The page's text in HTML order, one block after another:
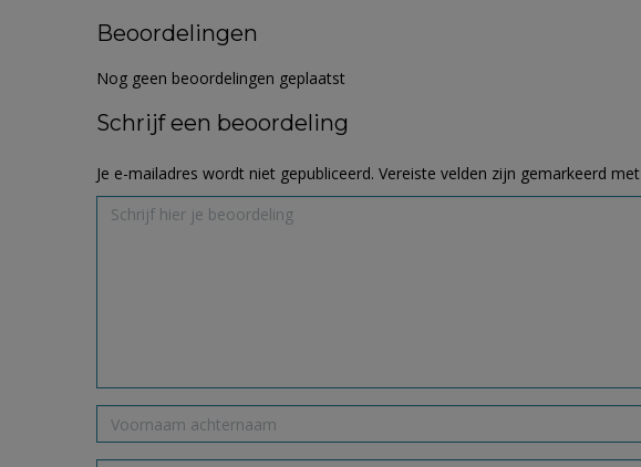
Beoordelingen
Nog geen beoordelingen geplaatst
Schrijf een beoordeling
Je e-mailadres wordt niet gepubliceerd. Vereiste velden zijn gemarkeerd met